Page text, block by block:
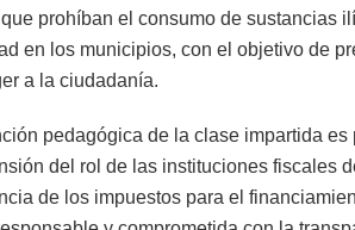
prohíban el consumo de sustancias
en los municipios, con el objetivo de
a la ciudadanía.
pedagógica de la clase impartida
del rol de las instituciones fiscales
de los impuestos para el